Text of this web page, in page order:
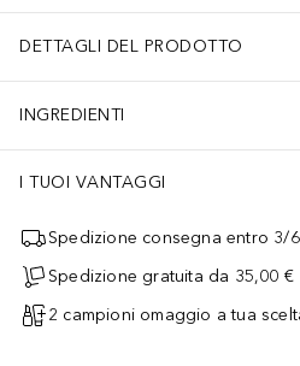
DETTAGLI DEL PRODOTTO
INGREDIENTI
I TUOI VANTAGGI
Spedizione consegna entro 3/
Spedizione gratuita da 35,00 €
2 campioni omaggio a tua